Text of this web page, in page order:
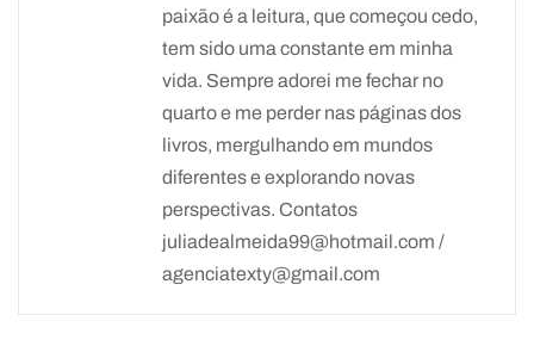
paixão é a leitura, que começou cedo,
tem sido uma constante em minha
vida. Sempre adorei me fechar no
quarto e me perder nas páginas dos
livros, mergulhando em mundos
diferentes e explorando novas
perspectivas. Contatos
juliadealmeida99@hotmail.com /
agenciatexty@gmail.com